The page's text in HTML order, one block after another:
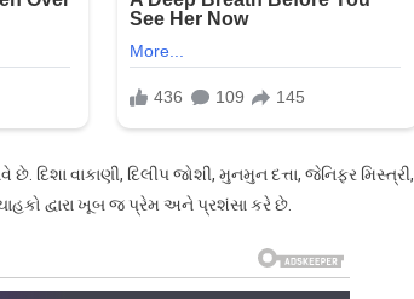
દિશા વાકાણી, દિલીપ જોશી, મુનમુન દત્તા, જેનિફર મિસ્ત્રી,
દ્વારા ખૂબ જ પ્રેમ અને પ્રશંસા કરે છે.